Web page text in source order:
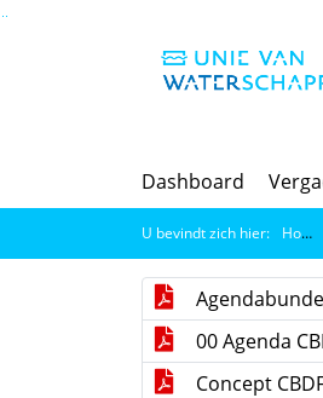
Dashboard
U bevindt zich hier: Home
00 Agenda
Concept